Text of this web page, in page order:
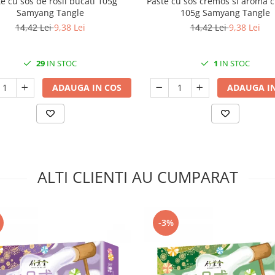
Samyang Tangle
14,42 Lei9,38 Lei
29 IN STOC
ADAUGA IN COS
105g Samyang Tangle
14,42 Lei9,38 Lei
1 IN STOC
ADAUGA
ALTI CLIENTI AU CUMPARAT
-3%